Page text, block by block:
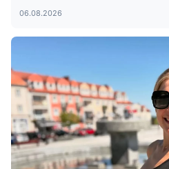
06.08.2026